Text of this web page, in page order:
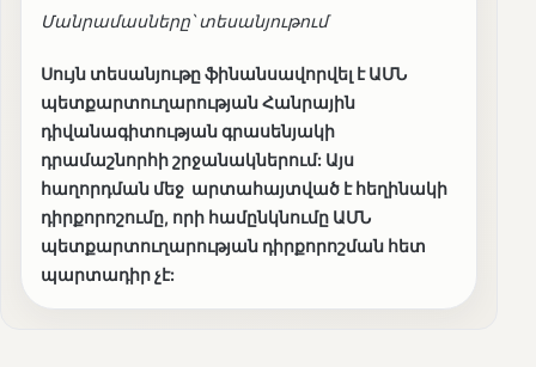
Մանրամասները՝ տեսանյութում
Սույն տեսանյութը ֆինանսավորվել է ԱՄՆ
պետքարտուղարության Հանրային
դիվանագիտության գրասենյակի
դրամաշնորհի շրջանակներում: Այս
հաղորդման մեջ արտահայտված է հեղինակի
դիրքորոշումը, որի համընկնումը ԱՄՆ
պետքարտուղարության դիրքորոշման հետ
պարտադիր չէ: